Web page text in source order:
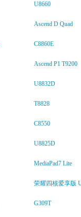
U8660
Ascend D Quad
C8860E
Ascend P1 T9200
U8832D
T8828
C8550
U8825D
MediaPad7 Lite
荣耀四核爱享版
G309T